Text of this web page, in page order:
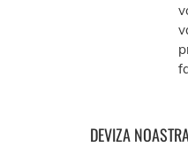
DEVIZA